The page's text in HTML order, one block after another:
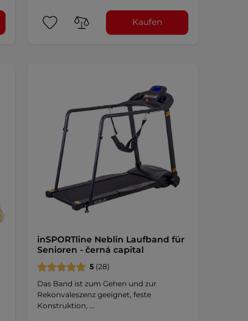
Kaufen
inSPORTline Neblin Laufband für
Senioren - černá capital
5(28)
Das Band ist zum Gehen und zur
Rekonvaleszenz geeignet, feste
Konstruktion, …